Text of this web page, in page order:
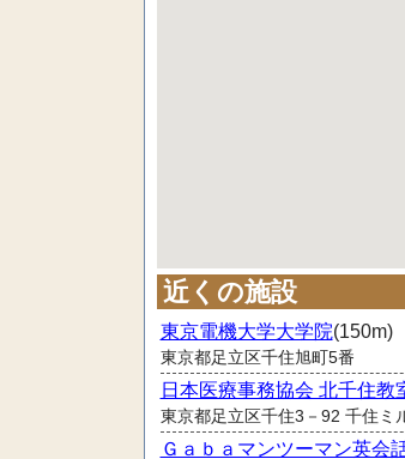
近くの施設
東京電機大学大学院(150m)
東京都足立区千住旭町5番
日本医療事務協会 北千住教
東京都足立区千住3－92 千住ミ
Ｇａｂａマンツーマン英会